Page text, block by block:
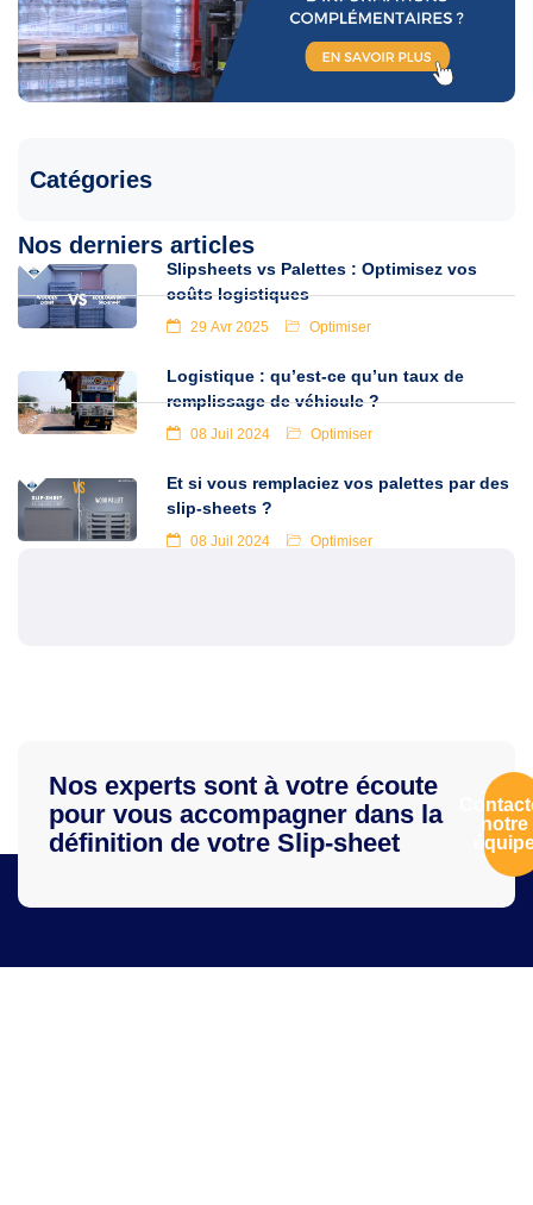
Catégories
Nos derniers articles
Slipsheets vs Palettes : Optimisez vos
coûts logistiques
29 Avr 2025 Optimiser
Logistique : qu’est-ce qu’un taux de
remplissage de véhicule ?
08 Juil 2024 Optimiser
Et si vous remplaciez vos palettes par des
slip-sheets ?
08 Juil 2024 Optimiser
Nos experts sont à votre écoute
pour vous accompagner dans la
définition de votre Slip-sheet
notre